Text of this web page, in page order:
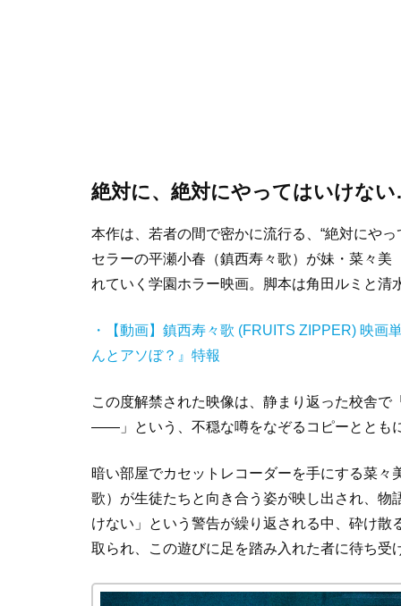
絶対に、絶対にやってはいけな
本作は、若者の間で密かに流行る、“絶対にや
セラーの平瀬小春（鎮西寿々歌）が妹・菜々
れていく学園ホラー映画。脚本は角田ルミと
・【動画】 鎮西寿々歌 (FRUITS ZIPPER) 映画
んとアソぼ？』特報
この度解禁された映像は、静まり返った校舎
——」という、不穏な噂をなぞるコピーととも
暗い部屋でカセットレコーダーを手にする菜
歌）が生徒たちと向き合う姿が映し出され、
けない」という警告が繰り返される中、砕け
取られ、この遊びに足を踏み入れた者に待ち